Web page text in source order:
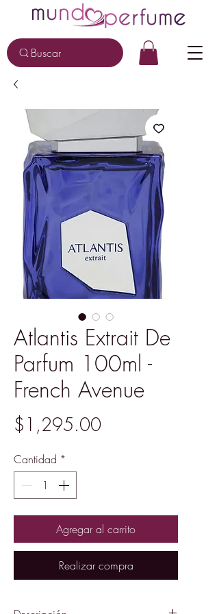
Buscar
Atlantis Extrait De
Parfum 100ml -
French Avenue
$1,295.00Precio
Cantidad *
Agregar al carrito
Realizar compra